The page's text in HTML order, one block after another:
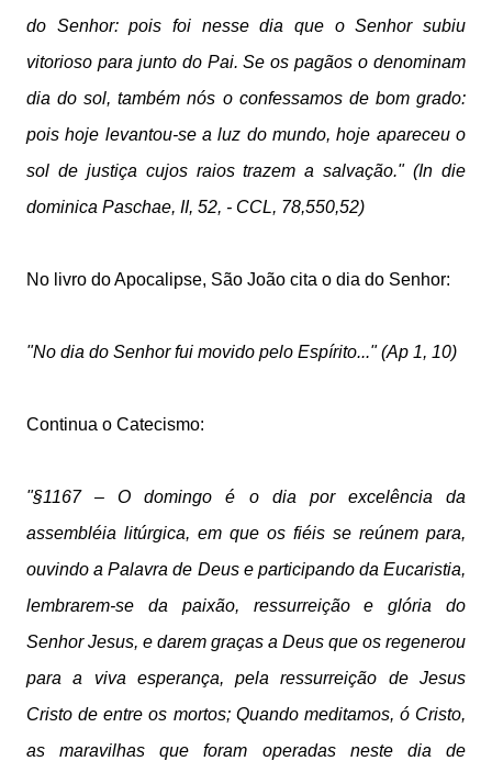
do Senhor: pois foi nesse dia que o Senhor subiu
vitorioso para junto do Pai. Se os pagãos o denominam
dia do sol, também nós o confessamos de bom grado:
pois hoje levantou-se a luz do mundo, hoje apareceu o
sol de justiça cujos raios trazem a salvação." (In die
dominica Paschae, II, 52, - CCL, 78,550,52)
No livro do Apocalipse, São João cita o dia do Senhor:
"No dia do Senhor fui movido pelo Espírito..." (Ap 1, 10)
Continua o Catecismo:
"§1167 – O domingo é o dia por excelência da
assembléia litúrgica, em que os fiéis se reúnem para,
ouvindo a Palavra de Deus e participando da Eucaristia,
lembrarem-se da paixão, ressurreição e glória do
Senhor Jesus, e darem graças a Deus que os regenerou
para a viva esperança, pela ressurreição de Jesus
Cristo de entre os mortos; Quando meditamos, ó Cristo,
as maravilhas que foram operadas neste dia de